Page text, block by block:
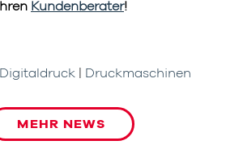
Ihren Kundenberater!
Digitaldruck Druckmaschinen
MEHR NEWS